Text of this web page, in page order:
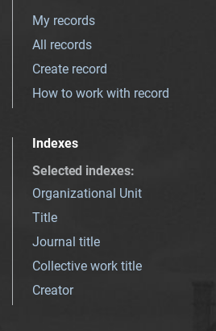
My records
All records
Create record
How to work with record
Indexes
Selected indexes:
Organizational Unit
Title
Journal title
Collective work title
Creator